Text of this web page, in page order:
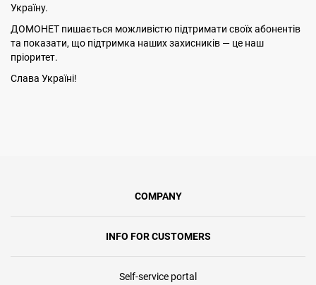
Україну.
ДОМОНЕТ пишається можливістю підтримати своїх абонентів
та показати, що підтримка наших захисників — це наш
пріоритет.
Слава Україні!
COMPANY
INFO FOR CUSTOMERS
Self-service portal